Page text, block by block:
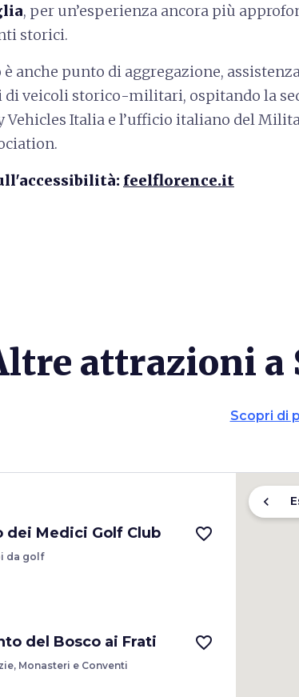
, per un’esperienza ancora più
storici.
è anche punto di aggregazione,
veicoli storico-militari, ospitando la
Italia e l’ufficio italiano del
feelflorence.it
attrazioni a
Scopri di
dei Medici Golf Club
da golf
favorite_border
del Bosco ai Frati
Monasteri e Conventi
favorite_border
chevron_left